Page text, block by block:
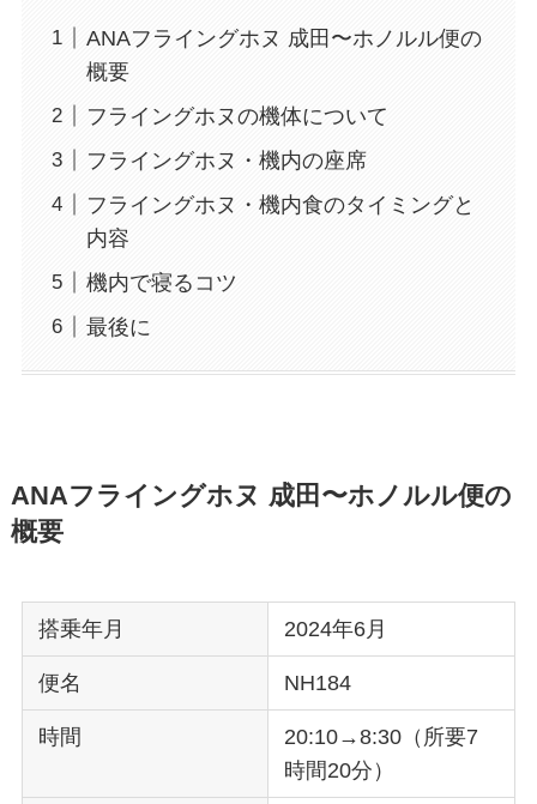
ANAフライングホヌ 成田〜ホノルル便の
概要
フライングホヌの機体について
フライングホヌ・機内の座席
フライングホヌ・機内食のタイミングと
内容
機内で寝るコツ
最後に
ANAフライングホヌ 成田〜ホノルル便の
概要
搭乗年月 2024年6月
便名 NH184
時間
20:10→8:30（所要7
時間20分）